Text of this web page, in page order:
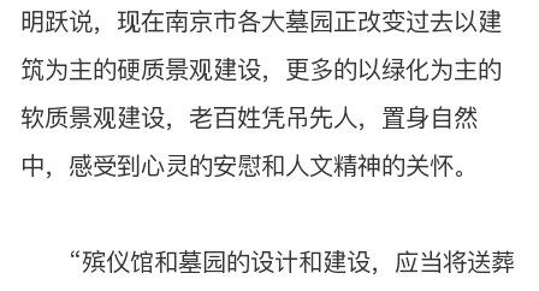
明跃说，现在南京市各大墓园正改变过去以建
筑为主的硬质景观建设，更多的以绿化为主的
软质景观建设，老百姓凭吊先人，置身自然
中，感受到心灵的安慰和人文精神的关怀。
“殡仪馆和墓园的设计和建设，应当将送葬